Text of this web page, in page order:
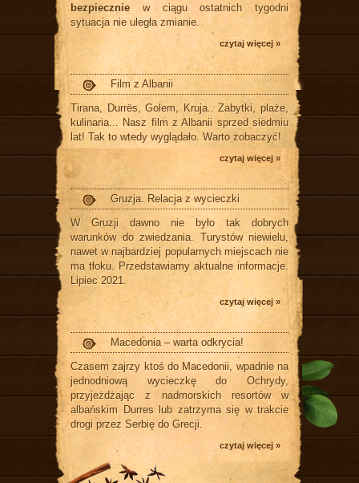
bezpiecznie w ciągu ostatnich tygodni
sytuacja nie uległa zmianie.
czytaj więcej »
Film z Albanii
Tirana, Durrës, Golem, Kruja.. Zabytki, plaże,
kulinaria... Nasz film z Albanii sprzed siedmiu
lat! Tak to wtedy wyglądało. Warto zobaczyć!
czytaj więcej »
Gruzja. Relacja z wycieczki
W Gruzji dawno nie było tak dobrych
warunków do zwiedzania. Turystów niewielu,
nawet w najbardziej popularnych miejscach nie
ma tłoku. Przedstawiamy aktualne informacje.
Lipiec 2021.
czytaj więcej »
Macedonia – warta odkrycia!
Czasem zajrzy ktoś do Macedonii, wpadnie na
jednodniową wycieczkę do Ochrydy,
przyjeżdżając z nadmorskich resortów w
albańskim Durres lub zatrzyma się w trakcie
drogi przez Serbię do Grecji.
czytaj więcej »